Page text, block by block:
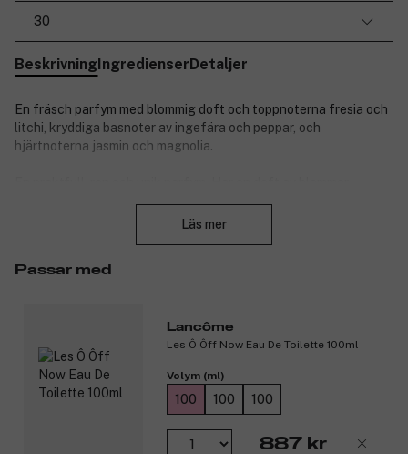
30
BeskrivningIngredienserDetaljer
En fräsch parfym med blommig doft och toppnoterna fresia och
litchi, kryddiga basnoter av ingefära och peppar, och
hjärtnoterna jasmin och magnolia.
och romantiska associationer. Den kvardröjande doften gör att
Passar för både romantiskt och dagligt bruk.
Läs mer
Passar med
Lancôme
Les Ô Ôff Now Eau De Toilette 100ml
Volym (ml)
100 100 100
887 kr